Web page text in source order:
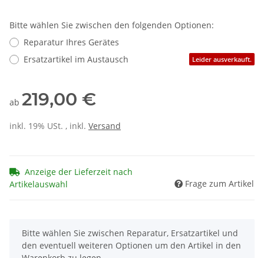
Bitte wählen Sie zwischen den folgenden Optionen:
Reparatur Ihres Gerätes
Ersatzartikel im Austausch
Leider ausverkauft.
ab 219,00 €
inkl. 19% USt. , inkl. Versand
Anzeige der Lieferzeit nach
Artikelauswahl
Frage zum Artikel
x
Bitte wählen Sie zwischen Reparatur, Ersatzartikel und
den eventuell weiteren Optionen um den Artikel in den